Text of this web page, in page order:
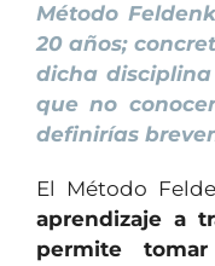
Método
20 años;
dicha disciplina
que no
definirías
El Método
aprendizaje a
permite